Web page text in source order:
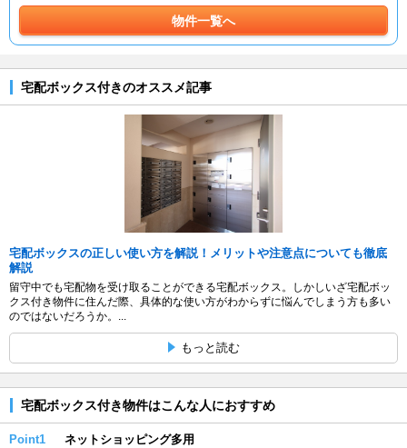
物件一覧へ
宅配ボックス付きのオススメ記事
宅配ボックスの正しい使い方を解説！メリットや注意点についても徹底
解説
留守中でも宅配物を受け取ることができる宅配ボックス。しかしいざ宅配ボッ
クス付き物件に住んだ際、具体的な使い方がわからずに悩んでしまう方も多い
のではないだろうか。...
もっと読む
宅配ボックス付き物件はこんな人におすすめ
Point1 ネットショッピング多用